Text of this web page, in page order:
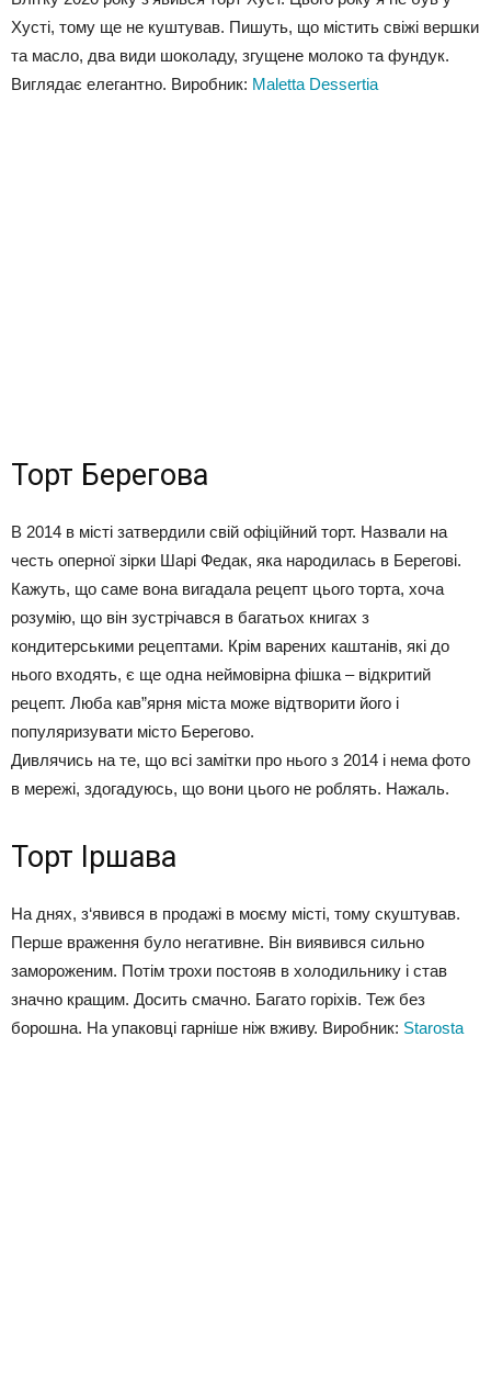
Хусті, тому ще не куштував. Пишуть, що містить свіжі вершки
та масло, два види шоколаду, згущене молоко та фундук.
Виглядає елегантно. Виробник: Maletta Dessertia
Торт Берегова
В 2014 в місті затвердили свій офіційний торт. Назвали на
честь оперної зірки Шарі Федак, яка народилась в Берегові.
Кажуть, що саме вона вигадала рецепт цього торта, хоча
розумію, що він зустрічався в багатьох книгах з
кондитерськими рецептами. Крім варених каштанів, які до
нього входять, є ще одна неймовірна фішка – відкритий
рецепт. Люба кав”ярня міста може відтворити його і
популяризувати місто Берегово.
Дивлячись на те, що всі замітки про нього з 2014 і нема фото
в мережі, здогадуюсь, що вони цього не роблять. Нажаль.
Торт Іршава
На днях, з‘явився в продажі в моєму місті, тому скуштував.
Перше враження було негативне. Він виявився сильно
замороженим. Потім трохи постояв в холодильнику і став
значно кращим. Досить смачно. Багато горіхів. Теж без
борошна. На упаковці гарніше ніж вживу. Виробник: Starosta